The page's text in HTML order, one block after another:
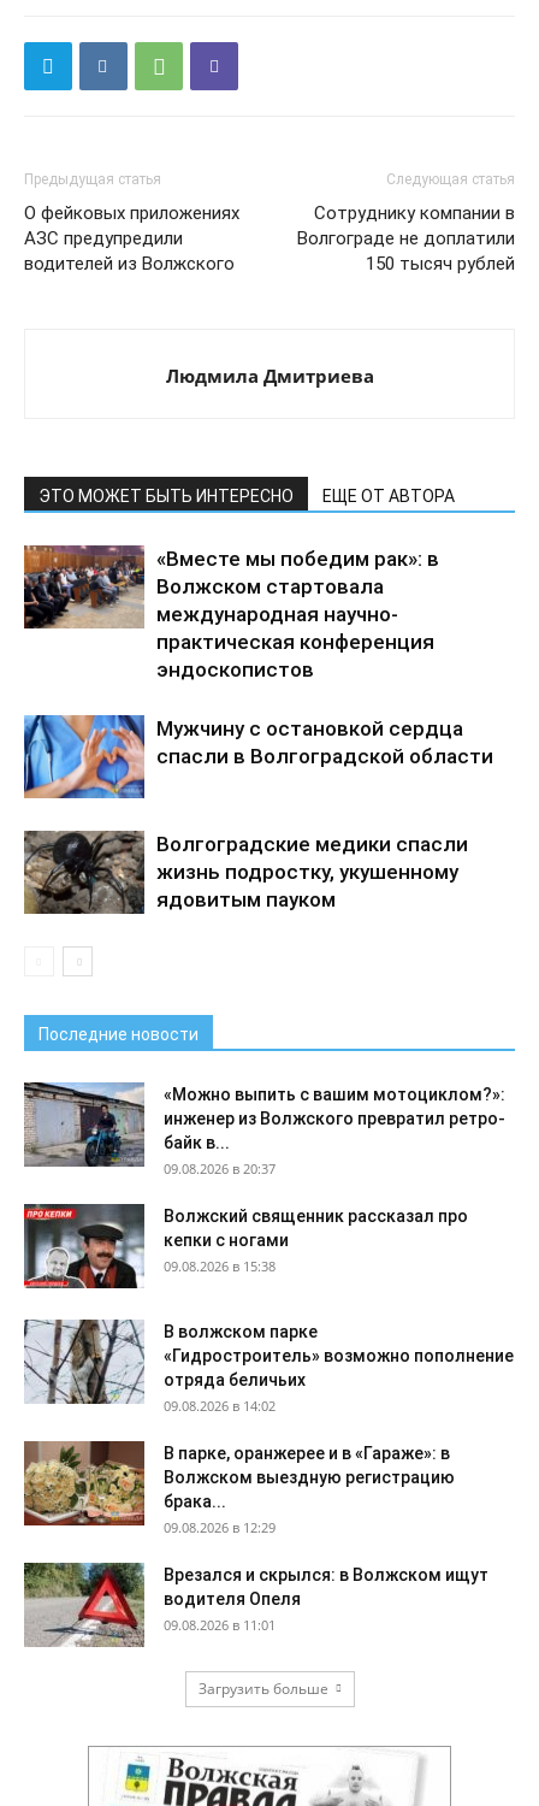
Предыдущая статья
О фейковых приложениях
АЗС предупредили
водителей из Волжского
Следующая статья
Сотруднику компании в
Волгограде не доплатили
150 тысяч рублей
Людмила Дмитриева
ЭТО МОЖЕТ БЫТЬ ИНТЕРЕСНО ЕЩЕ ОТ АВТОРА
«Вместе мы победим рак»: в
Волжском стартовала
международная научно-
практическая конференция
эндоскопистов
Мужчину с остановкой сердца
спасли в Волгоградской области
Волгоградские медики спасли
жизнь подростку, укушенному
ядовитым пауком
Последние новости
«Можно выпить с вашим мотоциклом?»:
инженер из Волжского превратил ретро-
байк в...
09.08.2026 в 20:37
Волжский священник рассказал про
кепки с ногами
09.08.2026 в 15:38
В волжском парке
«Гидростроитель» возможно пополнение
отряда беличьих
09.08.2026 в 14:02
В парке, оранжерее и в «Гараже»: в
Волжском выездную регистрацию
брака...
09.08.2026 в 12:29
Врезался и скрылся: в Волжском ищут
водителя Опеля
09.08.2026 в 11:01
Загрузить больше